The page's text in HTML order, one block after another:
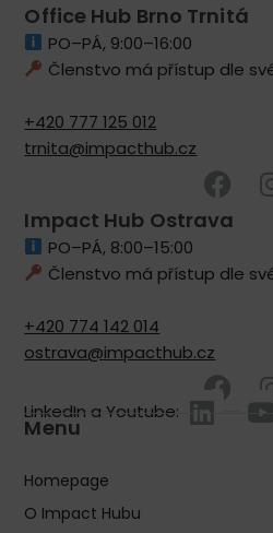
Office Hub Brno Trnitá
PO–PÁ, 9:00–16:00
Členstvo má přístup dle
+420 777 125 012
trnita@impacthub.cz
Impact Hub Ostrava
PO–PÁ, 8:00–15:00
Členstvo má přístup dle
+420 774 142 014
ostrava@impacthub.cz
LinkedIn a Youtube:
Menu
Homepage
O Impact Hubu